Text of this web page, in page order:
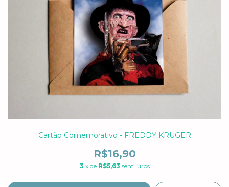
Cartão Comemorativo - FREDDY KRUGER
R$16,90
3 x de R$5,63 sem juros